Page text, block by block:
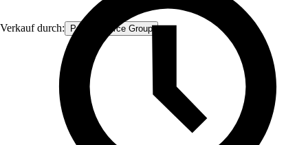
Verkauf durch: Procommerce Group